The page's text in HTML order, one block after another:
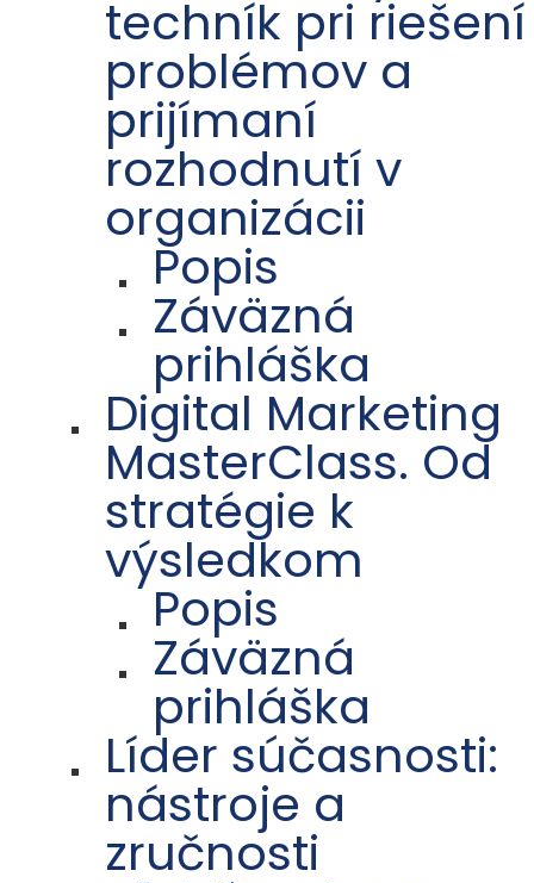
techník pri riešení
problémov a
prijímaní
rozhodnutí v
organizácii
Popis
Záväzná
prihláška
Digital Marketing
MasterClass. Od
stratégie k
výsledkom
Popis
Záväzná
prihláška
Líder súčasnosti:
nástroje a
zručnosti